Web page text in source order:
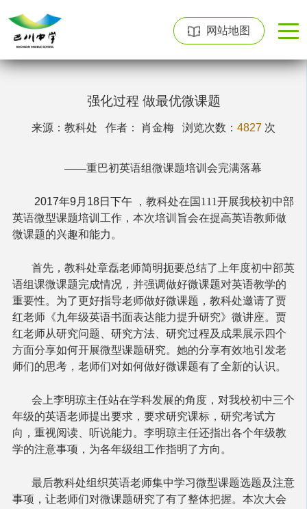
网站地图
强化过程 做最优微课题
来源：教科处 作者： 肖金梅 浏览次数： 4827 次
——重巴初英语组微课题培训会完满落幕
2017年9月18日下午
，教科处在国111开展我校初中部
英语微型课题培训工作，本次培训旨会在提高英语教师做
微课题的兴趣和能力。
首先，教科处章磊老师简明扼要总结了上年度初中部英
语组课微课题完成情况，并强调做好微课题对英语教学的
重要性。为了更好指导老师做好微课题，教科处邀请了贾
红老师《九年级英语书面表达能力提升研究》微讲座。贾
红老师从研究问题、研究方法、研究过程及成果展示四个
方面分享如何开展微型课题研究。她的分享有效地引发老
师们的思考，老师们对如何做好微课题有了全新的认识。
会上李明琼主任站在学科发展的角度，对我校初中三个
年级的英语老师提出要求，要求研究课标，研究考试方
向，重视阅读、听说能力。李明琼主任还指出各个年级教
学的注意事项，为各年级组工作指明了方向。
最后教科处组织英语老师集中学习微型课题选题及注意
事项，让老师们对微课题研究了有了整体把握。本次大会